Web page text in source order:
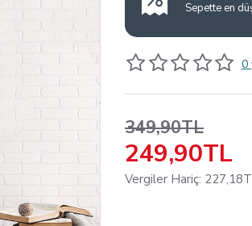
Sepette en
0
249,90TL
349,90TL
Vergiler Hariç: